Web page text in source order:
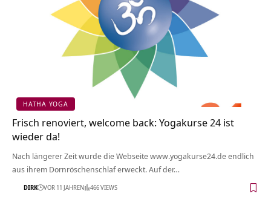
HATHA YOGA
Frisch renoviert, welcome back: Yogakurse 24 ist
wieder da!
Nach längerer Zeit wurde die Webseite www.yogakurse24.de endlich
aus ihrem Dornröschenschlaf erweckt. Auf der…
DIRK VOR 11 JAHREN 466 VIEWS